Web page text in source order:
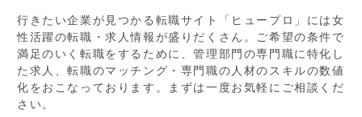
行きたい企業が見つかる転職サイト「ヒュープロ」には女
性活躍の転職・求人情報が盛りだくさん。ご希望の条件で
満足のいく転職をするために、管理部門の専門職に特化し
た求人、転職のマッチング・専門職の人材のスキルの数値
化をおこなっております。まずは一度お気軽にご相談くだ
さい。